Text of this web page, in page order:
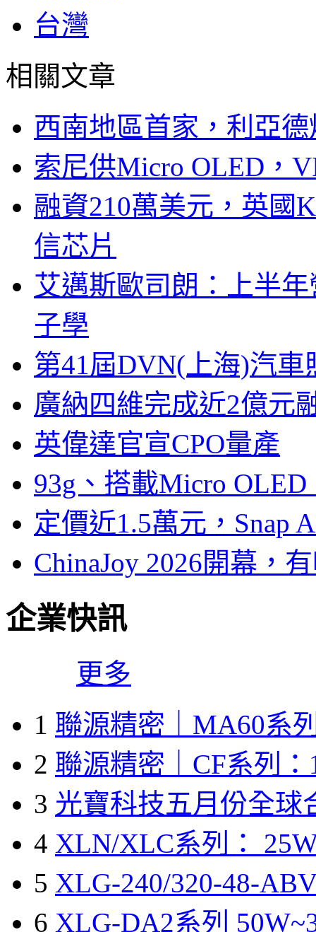
台灣
相關文章
西南地區首家，利亞
索尼供Micro OLED，
融資210萬美元，英國
信芯片
艾邁斯歐司朗：上半
子學
第41屆DVN(上海)汽
廣納四維完成近2億元
英偉達官宣CPO量產
93g、搭載Micro
定價近1.5萬元，Snap
ChinaJoy 2026開幕，
企業快訊
更多
1 聯源精密｜MA60系
2 聯源精密｜CF系列：
3 光寶科技五月份全球
4 XLN/XLC系列：
5 XLG-240/320-48-
6 XLG-DA2系列